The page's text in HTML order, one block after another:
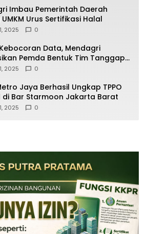
Imbau Pemerintah Daerah
Urus Sertifikasi Halal
2025 0
Data, Mendagri
Pemda Bentuk Tim Tanggap
2025 0
Jaya Berhasil Ungkap TPPO
di Bar Starmoon Jakarta Barat
2025 0